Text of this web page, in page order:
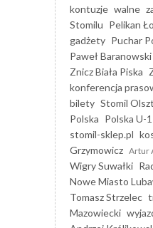
kontuzje walne
Stomilu Pelikan
gadżety Puchar
Paweł Baranowski
Znicz Biała Piska
konferencja
bilety Stomil
Polska Polska U-
stomil-sklep.pl
Grzymowicz Artur
Wigry Suwałki
Nowe Miasto
Tomasz Strzelec
Mazowiecki